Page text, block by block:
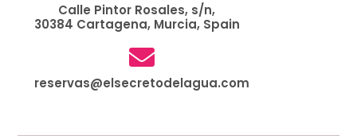
Calle Pintor Rosales, s/n,
30384 Cartagena, Murcia, Spain
reservas@elsecretodelagua.com